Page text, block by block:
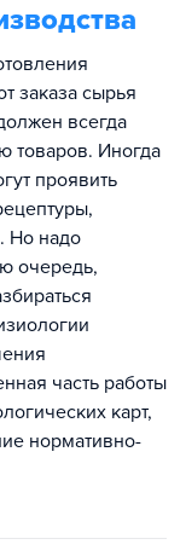
заказа сырья
всегда
товаров. Иногда
проявить
Но надо
очередь,
часть работы
карт,
нормативно-